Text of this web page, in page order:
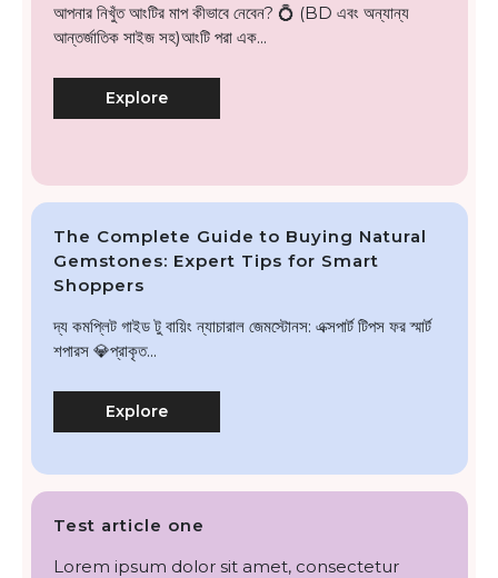
আপনার নিখুঁত আংটির মাপ কীভাবে নেবেন? 💍 (BD এবং অন্যান্য
আন্তর্জাতিক সাইজ সহ)আংটি পরা এক...
Explore
The Complete Guide to Buying Natural
Gemstones: Expert Tips for Smart
Shoppers
দ্য কমপ্লিট গাইড টু বায়িং ন্যাচারাল জেমস্টোনস: এক্সপার্ট টিপস ফর স্মার্ট
শপারস 💎প্রাকৃত...
Explore
Test article one
Lorem ipsum dolor sit amet, consectetur